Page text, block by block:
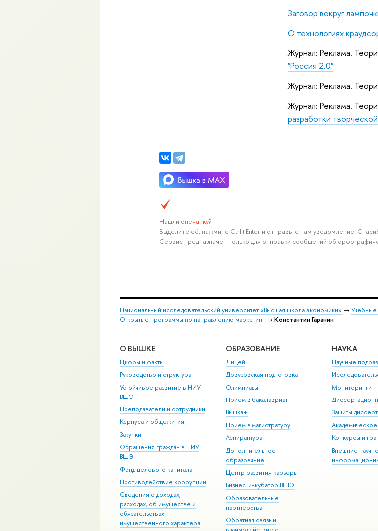
Заговор вокруг
О технологиях
Журнал: Реклама.
"Россия 2.0"
Журнал: Реклама.
Журнал: Реклама.
разработки
Нашли опечатку?
Выделите её, нажмите Ctrl+Enter и отправьте нам уведомление.
Сервис предназначен только для отправки сообщений об
Национальный исследовательский университет «Высшая школа экономики» → Учебные
Открытые программы по направлению маркетинг → Константин Гаранин
О ВЫШКЕ
Цифры и факты
Руководство и структура
Устойчивое развитие в НИУ
ВШЭ
Преподаватели и сотрудники
Корпуса и общежития
Закупки
Обращения граждан в НИУ
ВШЭ
Фонд целевого капитала
Противодействие коррупции
Сведения о доходах,
расходах, об имуществе и
обязательствах
имущественного характера
ОБРАЗОВАНИЕ
Лицей
Довузовская подготовка
Олимпиады
Прием в бакалавриат
Вышка+
Прием в магистратуру
Аспирантура
Дополнительное
образование
Центр развития карьеры
Бизнес-инкубатор ВШЭ
Образовательные
партнерства
Обратная связь и
взаимодействие с
НАУКА
Научные
Мониторинги
Защиты
Академическое
Конкурсы и
Внешние